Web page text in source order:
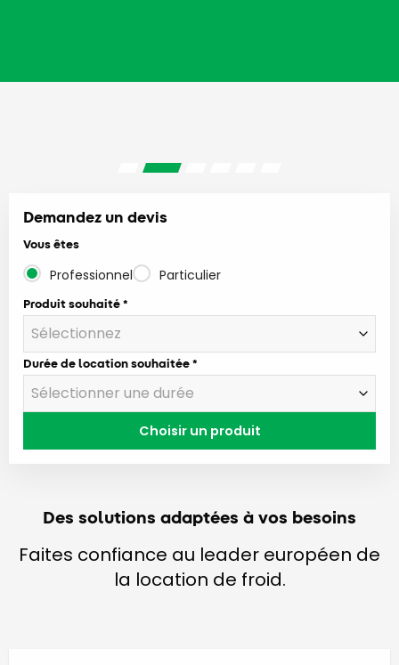
Demandez un devis
Vous êtes
Professionnel Particulier
Produit souhaité
Durée de location souhaitée
Choisir un produit
Des solutions adaptées à vos besoins
Faites confiance au leader européen de
la location de froid.